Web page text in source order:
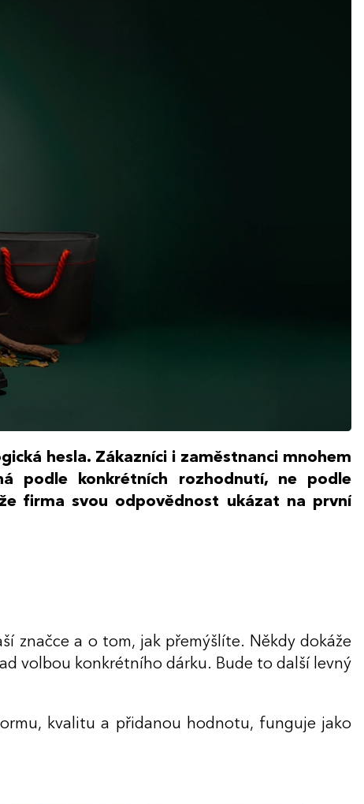
hesla. Zákazníci i zaměstnanci mnohem
podle konkrétních rozhodnutí, ne podle
firma svou odpovědnost ukázat na první
značce a o tom, jak přemýšlíte. Někdy dokáže
volbou konkrétního dárku. Bude to další levný
kvalitu a přidanou hodnotu, funguje jako